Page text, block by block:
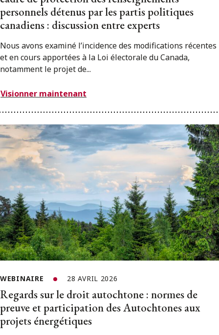
personnels détenus par les partis politiques
canadiens : discussion entre experts
Nous avons examiné l’incidence des modifications récentes
et en cours apportées à la Loi électorale du Canada,
notamment le projet de...
Visionner maintenant
WEBINAIRE 28 AVRIL 2026
Regards sur le droit autochtone : normes de
preuve et participation des Autochtones aux
projets énergétiques